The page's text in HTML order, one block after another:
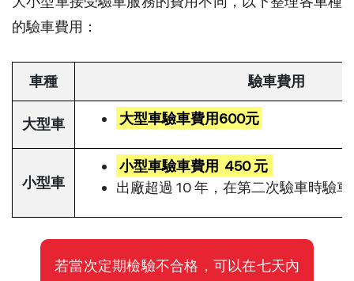
的驗車費用：
車種 驗車費用
大型車 大型車驗車費用600元
小型車
小型車驗車費用 450 元
出廠超過 10 年，在第二次驗車時驗
若當次定期檢驗不合格，可以在七天內